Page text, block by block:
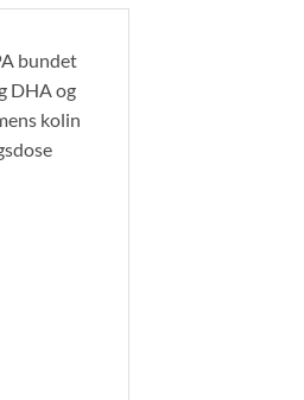
bundet
DHA og
kolin